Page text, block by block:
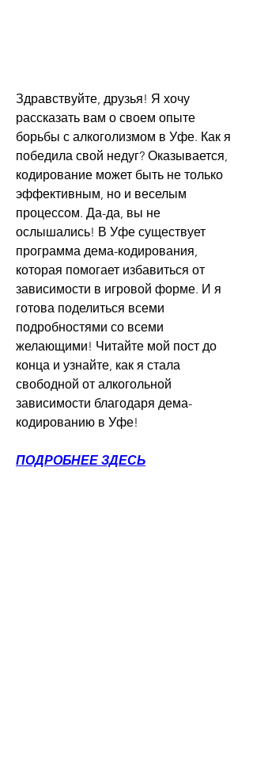
Здравствуйте, друзья! Я хочу
рассказать вам о своем опыте
борьбы с алкоголизмом в Уфе. Как я
победила свой недуг? Оказывается,
кодирование может быть не только
эффективным, но и веселым
процессом. Да-да, вы не
ослышались! В Уфе существует
программа дема-кодирования,
которая помогает избавиться от
зависимости в игровой форме. И я
готова поделиться всеми
подробностями со всеми
желающими! Читайте мой пост до
конца и узнайте, как я стала
свободной от алкогольной
зависимости благодаря дема-
кодированию в Уфе!
ПОДРОБНЕЕ ЗДЕСЬ